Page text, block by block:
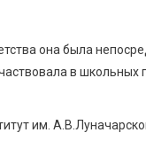
она была
в школьных
им.